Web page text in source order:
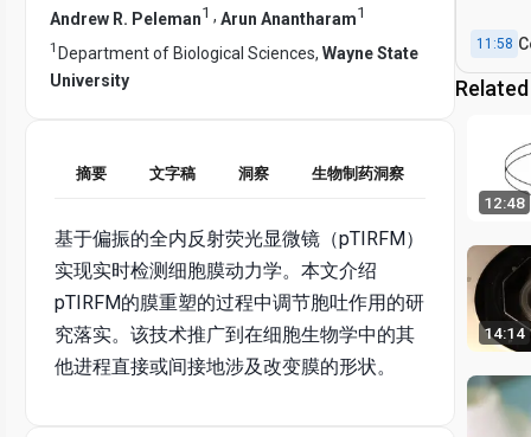
Andrew R. Peleman1 , Arun Anantharam1
1 Department of Biological Sciences, Wayne State
University
摘要 文字稿 洞察 生物制药洞察
基于偏振的全内反射荧光显微镜（pTIRFM）
实现实时检测细胞膜动力学。本文介绍
pTIRFM的膜重塑的过程中调节胞吐作用的研
究落实。该技术推广到在细胞生物学中的其
他进程直接或间接地涉及改变膜的形状。
11:58
12:48
14:14